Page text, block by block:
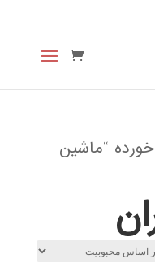
“ماشین